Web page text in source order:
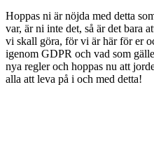
Hoppas ni är nöjda med detta
var, är ni inte det, så är det bara
vi skall göra, för vi är här för er
igenom GDPR och vad som
nya regler och hoppas nu att
alla att leva på i och med detta!